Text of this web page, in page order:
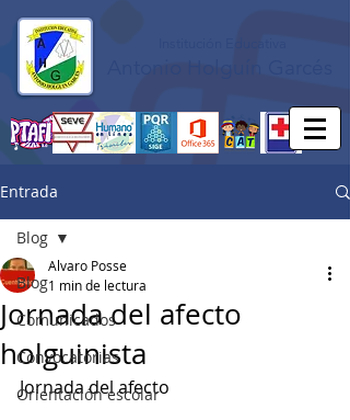
Entrada
Blog
Comunicados
Convocatorias
Orientación escolar
Blog
Jornada del afecto
holguinista
Alvaro Posse
1 min de lectura
Jornada del afecto